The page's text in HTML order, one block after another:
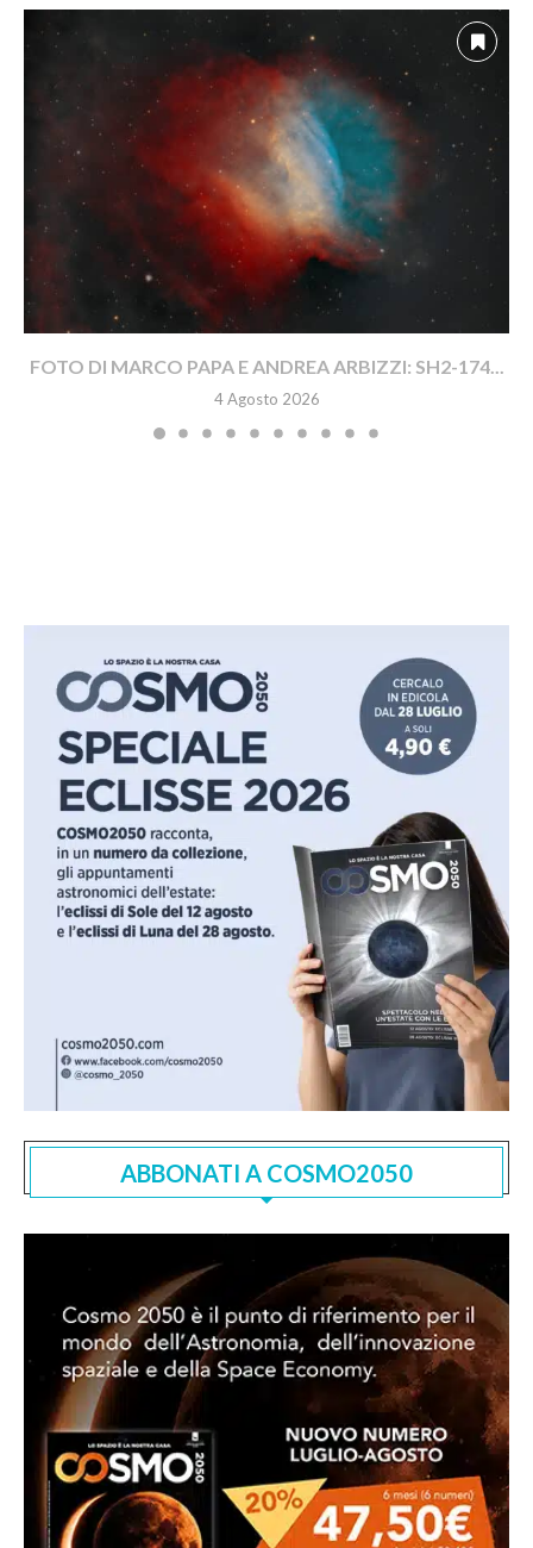
FOTO DI MARCO PAPA E ANDREA ARBIZZI: SH2-174...
4 Agosto 2026
ABBONATI A COSMO2050